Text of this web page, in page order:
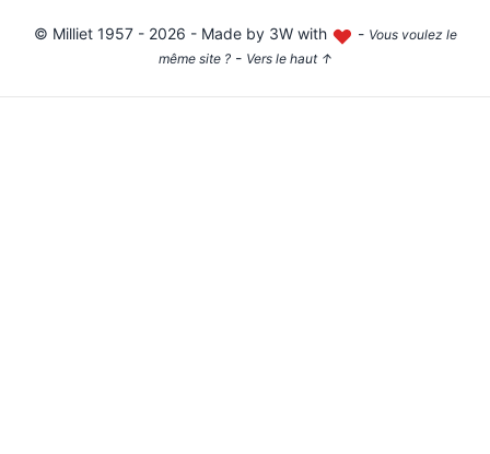
© Milliet1957 - 2026 - Made by 3W with - Vous voulez le
même site ?- Vers le haut ↑